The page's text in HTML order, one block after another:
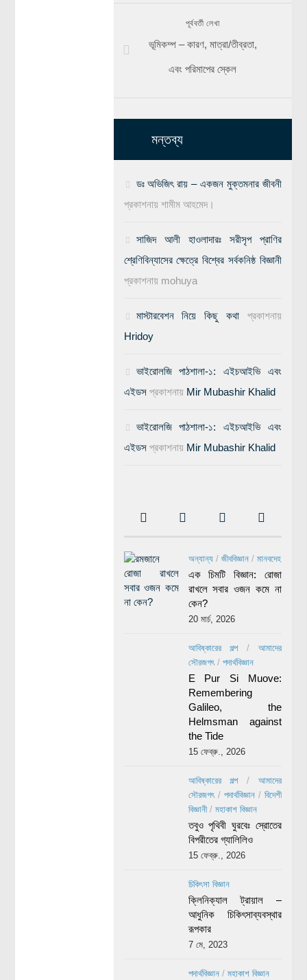
পূর্ববর্তী লেখা
ভূমিকম্প – কারণ, মাত্রা/তীব্রতা,
এবং পরিমাপের স্কেল
মন্তব্য
ডঃ অভিজিৎ রায় – একজন মুক্তমনার জীবনী
প্রকাশনায় শামীম আহমেদ।
সাজিদ আলী হাওলাদারঃ সরীসৃপ প্রাণির
শ্রেণিবিন্যাসের ক্ষেত্রে বিশ্বের সর্বকনিষ্ঠ বিজ্ঞানী
প্রকাশনায় mohuya
মাস্টারবেশন নিয়ে কিছু কথাপ্রকাশনায়
Hridoy
ভাইরোলজি পাঠশালা-১: এইচআইভি এবং
এইডসপ্রকাশনায় Mir Mubashir Khalid
ভাইরোলজি পাঠশালা-১: এইচআইভি এবং
এইডসপ্রকাশনায় Mir Mubashir Khalid
অন্যান্য/ জীববিজ্ঞান/ মানবদেহ
এক চিমটি বিজ্ঞান: রোজা
রাখলে সবার ওজন কমে না
কেন?
20 মার্চ, 2026
আবিষ্কারের গল্প/ আমাদের
সৌরজগৎ/ পদার্থবিজ্ঞান
E Pur Si Muove:
Remembering
Galileo, the
Helmsman against
the Tide
15 ফেব্রু., 2026
আবিষ্কারের গল্প/ আমাদের
সৌরজগৎ/ পদার্থবিজ্ঞান/ বিদেশী
বিজ্ঞানী/ মহাকাশ বিজ্ঞান
তবুও পৃথিবী ঘুরবেঃ স্রোতের
বিপরীতের গ্যালিলিও
15 ফেব্রু., 2026
চিকিৎসা বিজ্ঞান
ক্লিনিক্যাল ট্রায়াল –
আধুনিক চিকিৎসাব্যবস্থার
রূপকার
7 মে, 2023
পদার্থবিজ্ঞান/ মহাকাশ বিজ্ঞান